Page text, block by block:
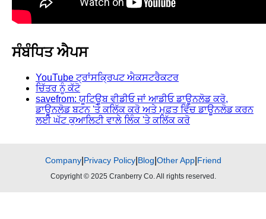
ਸੰਬੰਧਿਤ ਐਪਸ
YouTube ਟ੍ਰਾਂਸਕ੍ਰਿਪਟ ਐਕਸਟਰੈਕਟਰ
ਚਿੱਤਰ ਨੂੰ ਕੱਟੋ
savefrom: ਯੂਟਿਊਬ ਵੀਡੀਓ ਜਾਂ ਆਡੀਓ ਡਾਊਨਲੋਡ ਕਰੋ,
ਡਾਊਨਲੋਡ ਬਟਨ 'ਤੇ ਕਲਿੱਕ ਕਰੋ ਅਤੇ ਮੁਫ਼ਤ ਵਿੱਚ ਡਾਊਨਲੋਡ ਕਰਨ
ਲਈ ਘੱਟ ਕੁਆਲਿਟੀ ਵਾਲੇ ਲਿੰਕ 'ਤੇ ਕਲਿੱਕ ਕਰੋ
Company| Privacy Policy| Blog Other App| Friend
Copyright © 2025 Cranberry Co. All rights reserved.